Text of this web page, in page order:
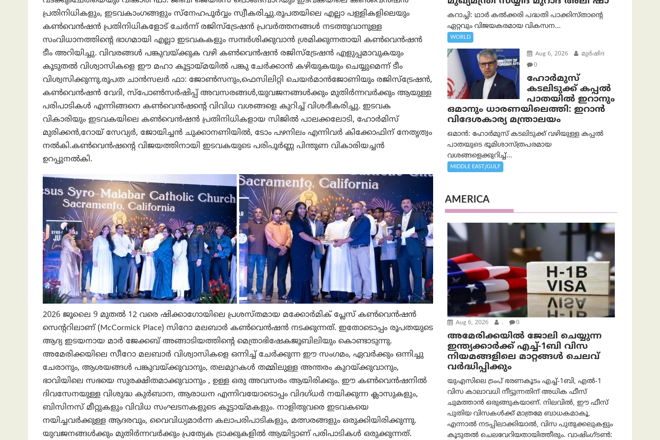
പ്രതിനിധികളും, ഇടവകാംഗങ്ങളും സ്നേഹപൂർവ്വം സ്വീകരിച്ചു.രൂപതയിലെ എല്ലാ പള്ളികളിലെയും
കൺവെൻഷൻ പ്രതിനിധികളോട് ചേർന്ന് രജിസ്ട്രേഷൻ പ്രവർത്തനങ്ങൾ നടത്തുവാനുള്ള
സംവിധാനത്തിന്റെ ഭാഗമായി എല്ലാ ഇടവകകളും സന്ദർശിക്കുവാൻ ശ്രമിക്കുന്നതായി കൺവെൻഷൻ
ടീം അറിയിച്ചു. വിവരങ്ങൾ പങ്കുവയ്ക്കുക വഴി കൺവെൻഷൻ രജിസ്ട്രേഷൻ എളുപ്പമാവുകയും
കൂടുതൽ വിശ്വാസികളെ ഈ മഹാ കൂട്ടായ്മയിൽ പങ്കു ചേർക്കാൻ കഴിയുകയും ചെയ്യുമെന്ന് ടീം
വിശ്വസിക്കുന്നു.രൂപത ചാൻസലർ ഫാ: ജോൺസനും,ഫെസിലിറ്റി ചെയർമാൻജോണിയും രജിസ്ട്രേഷൻ,
കൺവെൻഷൻ വേദി, സ്പോൺസർഷിപ്പ് അവസരങ്ങൾ,യുവജനങ്ങൾക്കും മുതിർന്നവർക്കും ആയുള്ള
പരിപാടികൾ എന്നിങ്ങനെ കൺവെൻഷന്റെ വിവിധ വശങ്ങളെ കുറിച്ച് വിശദീകരിച്ചു. ഇടവക
വികാരിയും ഇടവകയിലെ കൺവെൻഷൻ പ്രതിനിധികളായ സിജിൽ പാലക്കലോടി, ഹോർമിസ്
മുരിക്കൻ,റോയ് സേവ്യർ, ജോയിച്ചൻ ചുക്കാനണിയിൽ, ടോം പഴനിലം എന്നിവർ കിക്കോഫിന് നേതൃത്വം
നൽകി.കൺവെൻഷന്റെ വിജയത്തിനായി ഇടവകയുടെ പരിപൂർണ്ണ പിന്തുണ വികാരിയച്ചൻ
ഉറപ്പുനൽകി.
2026 ജൂലൈ 9 മുതൽ 12 വരെ ഷിക്കാഗോയിലെ പ്രശസ്തമായ മക്കോർമിക് പ്ലേസ് കൺവെൻഷൻ
സെന്ററിലാണ് (McCormick Place) സിറോ മലബാർ കൺവെൻഷൻ നടക്കുന്നത്. ഇതോടൊപ്പം രൂപതയുടെ
ആദ്യ ഇടയനായ മാർ ജേക്കബ് അങ്ങാടിയത്തിന്റെ മെത്രാഭിഷേകജൂബിലിയും കൊണ്ടാടുന്നു.
അമേരിക്കയിലെ സീറോ മലബാർ വിശ്വാസികളെ ഒന്നിച്ച് ചേർക്കുന്ന ഈ സംഗമം, ഏവർക്കും ഒന്നിച്ചു
ചേരാനും, ആശയങ്ങൾ പങ്കുവയ്ക്കുവാനും, തലമുറകൾ തമ്മിലുള്ള അന്തരം കുറയ്ക്കുവാനും,
ഭാവിയിലെ സഭയെ സുരക്ഷിതമാക്കുവാനും , ഉള്ള ഒരു അവസരം ആയിരിക്കും. ഈ കൺവെൻഷനിൽ
ദിവസേനയുള്ള വിശുദ്ധ കുർബാന, ആരാധന എന്നിവയോടൊപ്പം വിദഗ്ധർ നയിക്കുന്ന ക്ലാസുകളും,
ബിസിനസ് മീറ്റുകളും വിവിധ സംഘടനകളുടെ കൂട്ടായ്മകളും. നാളിതുവരെ ഇടവകയെ
നയിച്ചവർക്കുള്ള ആദരവും, വൈവിധ്യമാർന്ന കലാപരിപാടികളും, മത്സരങ്ങളും ഒരുക്കിയിരിക്കുന്നു.
യുവജനങ്ങൾക്കും മുതിർന്നവർക്കും പ്രത്യേക ട്രാക്കുകളിൽ ആയിട്ടാണ് പരിപാടികൾ ഒരുക്കുന്നത്.
കറാച്ചി: ഥാർ കൽക്കരി പദ്ധതി പാക്കിസ്താന്റെ
ഏറ്റവും വിജയകരമായ വികസന...
WORLD
Aug 6, 2026
മുര്‍ഷിദ
0
ഹോർമുസ്
കടലിടുക്ക് കപ്പൽ
പാതയിൽ ഇറാനും
ഒമാനും ധാരണയിലെത്തി: ഇറാൻ
വിദേശകാര്യ മന്ത്രാലയം
ഒമാന്‍: ഹോർമുസ് കടലിടുക്ക് വഴിയുള്ള കപ്പൽ
പാതയുടെ ഭൂമിശാസ്ത്രപരമായ
വശങ്ങളെക്കുറിച്ച്...
MIDDLE EAST/GULF
AMERICA
Aug 6, 2026 . 0
അമേരിക്കയില്‍ ജോലി ചെയ്യുന്ന
ഇന്ത്യക്കാർക്ക് എച്ച്-1ബി വിസ
നിയമങ്ങളിലെ മാറ്റങ്ങൾ ചെലവ്
വർദ്ധിപ്പിക്കും
യുഎസിലെ ട്രംപ് ഭരണകൂടം എച്ച്-1ബി, എൽ-1
വിസ കാലാവധി നീട്ടുന്നതിന് അധിക ഫീസ്
ചുമത്താൻ ഒരുങ്ങുകയാണ്. നിലവിൽ, ഈ ഫീസ്
പുതിയ വിസകൾക്ക് മാത്രമേ ബാധകമാകൂ,
എന്നാൽ നടപ്പിലാക്കിയാൽ, വിസ പുതുക്കലുകളും
കൂടുതൽ ചെലവേറിയതായിത്തീരും. വാഷിംഗ്ടണ്‍: